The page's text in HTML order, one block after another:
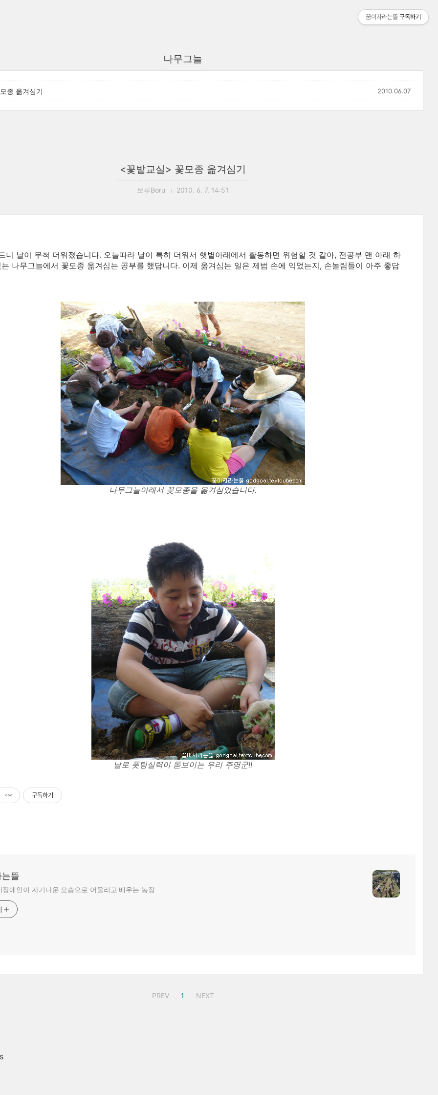
나무그늘
종 옮겨심기 2010.06.07
<꽃밭교실> 꽃모종 옮겨심기
보루Boru 2010. 6. 7. 14:51
니 날이 무척 더워졌습니다. 오늘따라 날이 특히 더워서 햇볕아래에서 활동하면 위험할 것 같아, 전공부 맨 아래 하
나무그늘에서 꽃모종 옮겨심는 공부를 했답니다. 이제 옮겨심는 일은 제법 손에 익었는지, 손놀림들이 아주 좋답
나무그늘아래서 꽃모종을 옮겨심었습니다.
날로 폿팅실력이 돋보이는 우리 주명군!!
구독하기
뜰
장애인이 자기다운 모습으로 어울리고 배우는 농장
PREV 1 NEXT
꿈이자라는뜰 구독하기